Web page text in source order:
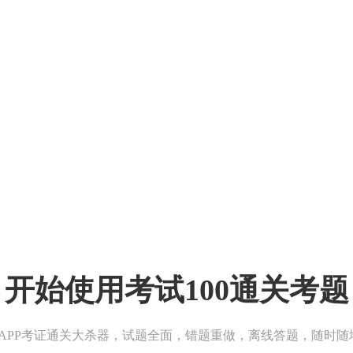
开始使用考试100通关考题
考证通关大杀器，试题全面，错题重做，离线答题，随时随